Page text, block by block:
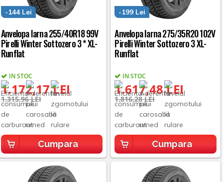
Anvelopa Iarna 255/40R18 99V
Pirelli Winter Sottozero 3 * XL-
Runflat
IN STOC
1.172,17 LEI
-144 Lei
1.315,96 LEI
Cumpara
Anvelopa Iarna 275/35R20 102V
Pirelli Winter Sottozero 3 XL-
Runflat
IN STOC
1.617,48 LEI
-199 Lei
1.816,28 LEI
Cumpara